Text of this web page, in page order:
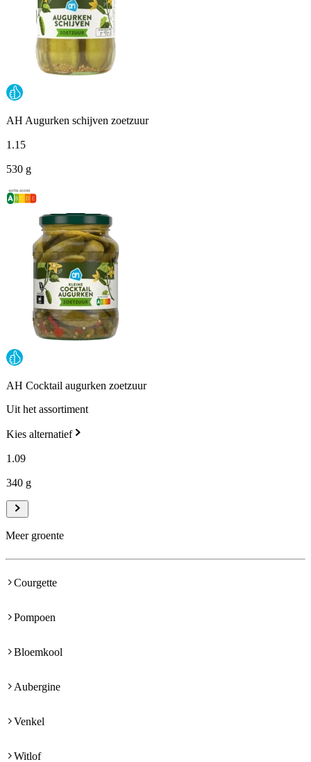
AH Augurken schijven zoetzuur
1 .15
530 g
AH Cocktail augurken zoetzuur
Uit het assortiment
Kies alternatief
1 .09
340 g
Meer groente
Courgette
Pompoen
Bloemkool
Aubergine
Venkel
Witlof